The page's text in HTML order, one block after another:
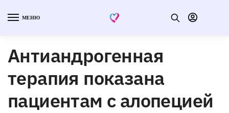
МЕНЮ
Антиандрогенная
терапия показана
пациентам с алопецией